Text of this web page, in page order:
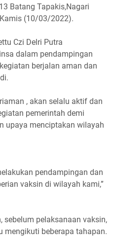
Batang Tapakis,Nagari
(10/03/2022).
Czi Delri Putra
dalam pendampingan
berjalan aman dan
, akan selalu aktif dan
pemerintah demi
upaya menciptakan wilayah
pendampingan dan
vaksin di wilayah kami,”
sebelum pelaksanaan vaksin,
mengikuti beberapa tahapan.